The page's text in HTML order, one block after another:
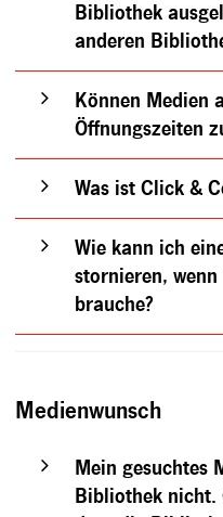
Bibliothek
anderen
Können Medien
Öffnungszeiten
Was ist Click &
Wie kann ich
stornieren,
brauche?
Medienwunsch
Mein gesuchtes
Bibliothek nicht.